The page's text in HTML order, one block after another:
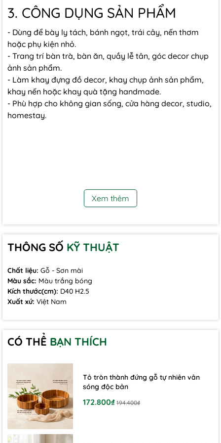
3. CÔNG DỤNG SẢN PHẨM
- Dùng để bày ly tách, bánh ngọt, trái cây, nến thơm
hoặc phụ kiện nhỏ.
- Trang trí bàn trà, bàn ăn, quầy lễ tân, góc decor chụp
ảnh sản phẩm.
- Làm khay đựng đồ decor, khay chụp ảnh sản phẩm,
khay nến hoặc khay quà tặng handmade.
- Phù hợp cho không gian sống, cửa hàng decor, studio,
homestay.
4. ĐẶC ĐIỂM NỔI BẬT
- Thiết kế bo cánh hoa mềm mại, tạo cảm giác sang
trọng và tinh tế.
- Kiểu dáng: hoa nhọn tròn dễ phối với nhiều phong
cách decor khác nhau.
- Bề mặt láng mịn, chống bám bụi, dễ lau chùi, trọng
lượng nhẹ.
Xem thêm
THÔNG SỐ KỸ THUẬT
Chất liệu: Gỗ - Sơn mài
Màu sắc: Màu trắng bóng
Kích thước(cm): D40 H2.5
Xuất xứ: Việt Nam
CÓ THỂ BẠN THÍCH
Tô tròn thành đứng gỗ tự nhiên vân
sóng độc bản
172.800₫ 194.400₫